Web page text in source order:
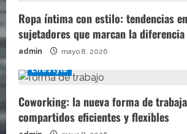
Ropa íntima con estilo: tendencias
sujetadores que marcan la diferencia
admin mayo 8, 2026
Lifestyle
Coworking: la nueva forma de
compartidos eficientes y flexibles